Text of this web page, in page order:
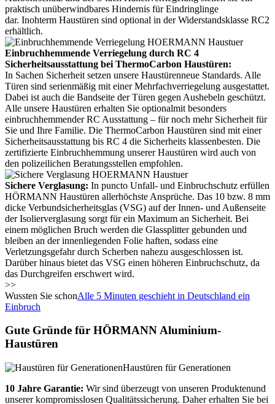
praktisch unüberwindbares Hindernis für Eindringlinge
dar. Inohterm Haustüren sind optional in der Widerstandsklasse RC2
erhältlich.
Einbruchhemmende Verriegelung durch RC 4
Sicherheitsausstattung bei ThermoCarbon Haustüren:
In Sachen Sicherheit setzen unsere Haustürenneue Standards. Alle
Türen sind serienmäßig mit einer Mehrfachverriegelung ausgestattet.
Dabei ist auch die Bandseite der Türen gegen Aushebeln geschützt.
Alle unsere Haustüren erhalten Sie optionalmit besonders
einbruchhemmender RC Ausstattung – für noch mehr Sicherheit für
Sie und Ihre Familie. Die ThermoCarbon Haustüren sind mit einer
Sicherheitsausstattung bis RC 4 die Sicherheits klassenbesten. Die
zertifizierte Einbruchhemmung unserer Haustüren wird auch von
den polizeilichen Beratungsstellen empfohlen.
Sichere Verglasung: In puncto Unfall- und Einbruchschutz erfüllen
HÖRMANN Haustüren allerhöchste Ansprüche. Das 10 bzw. 8 mm
dicke Verbundsicherheitsglas (VSG) auf der Innen- und Außenseite
der Isolierverglasung sorgt für ein Maximum an Sicherheit. Bei
einem möglichen Bruch werden die Glassplitter gebunden und
bleiben an der innenliegenden Folie haften, sodass eine
Verletzungsgefahr durch Scherben nahezu ausgeschlossen ist.
Darüber hinaus bietet das VSG einen höheren Einbruchschutz, da
das Durchgreifen erschwert wird.
>>
Wussten Sie schonAlle 5 Minuten geschieht in Deutschland ein
Einbruch
Gute Gründe für HÖRMANN Aluminium-
Haustüren
Haustüren für Generationen
10 Jahre Garantie: Wir sind überzeugt von unseren Produktenund
unserer kompromisslosen Qualitätssicherung. Daher erhalten Sie bei